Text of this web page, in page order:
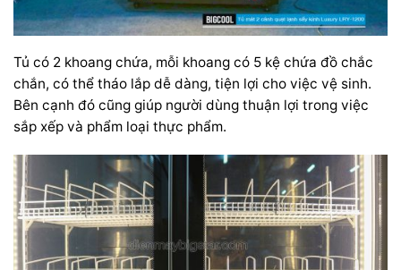
Tủ có 2 khoang chứa, mỗi khoang có 5 kệ chứa đồ chắc
chắn, có thể tháo lắp dễ dàng, tiện lợi cho việc vệ sinh.
Bên cạnh đó cũng giúp người dùng thuận lợi trong việc
sắp xếp và phẩm loại thực phẩm.